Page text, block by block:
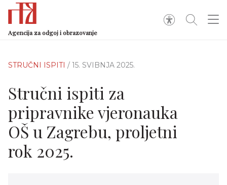
Agencija za odgoj i obrazovanje
STRUČNI ISPITI / 15. SVIBNJA 2025.
Stručni ispiti za
pripravnike vjeronauka
OŠ u Zagrebu, proljetni
rok 2025.